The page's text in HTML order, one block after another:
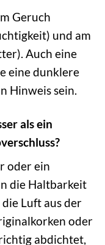
Geruch
und am
Auch eine
eine dunklere
Hinweis sein.
als ein
oder ein
die Haltbarkeit
Luft aus der
oder
abdichtet,